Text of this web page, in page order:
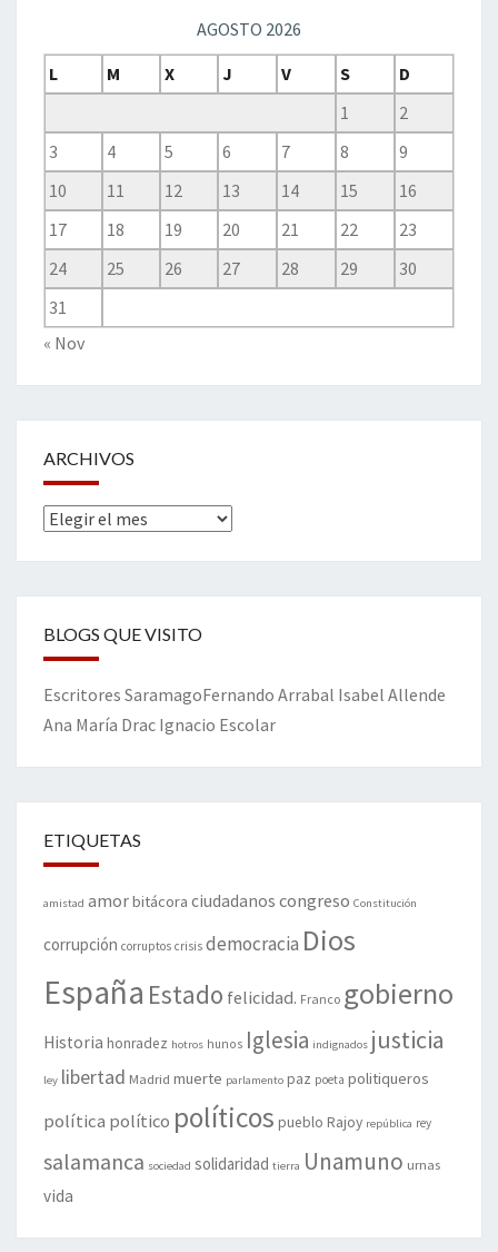
AGOSTO 2026
L
M X J V S
D
1
2
3
4 5 6 7 8
9
10
11 12 13 14 15
16
17
18 19 20 21 22
23
24
25 26 27 28 29
30
31
« Nov
ARCHIVOS
Archivos
BLOGS QUE VISITO
Escritores SaramagoFernando Arrabal Isabel Allende
Ana María Drac Ignacio Escolar
ETIQUETAS
amistad amorbitácora ciudadanos congreso Constitución
corrupción corruptos crisis democracia Dios
España Estado felicidad. Franco gobierno
Historia honradez hotros hunos Iglesia indignados justicia
ley libertad Madrid muerte parlamento paz poeta politiqueros
política político políticos pueblo Rajoy república rey
salamanca sociedad solidaridad tierra Unamuno urnas
vida